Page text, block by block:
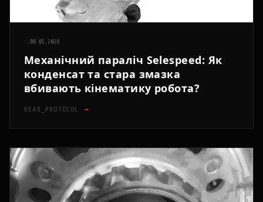
:: 08.01.2026
Механічний параліч Selespeed: Як
конденсат та стара змазка
вбивають кінематику робота?
READ_PROTOCOL →